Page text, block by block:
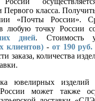
Первого класса.
«Почты России».
любую точку России
дней. Стоимость
клиентов)- от 190 руб.
заказа, количества
ювелирных
может также